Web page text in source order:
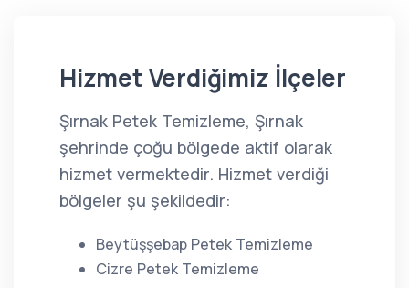
Hizmet Verdiğimiz İlçeler
Şırnak Petek Temizleme, Şırnak
şehrinde çoğu bölgede aktif olarak
hizmet vermektedir. Hizmet verdiği
bölgeler şu şekildedir:
Beytüşşebap Petek Temizleme
Cizre Petek Temizleme